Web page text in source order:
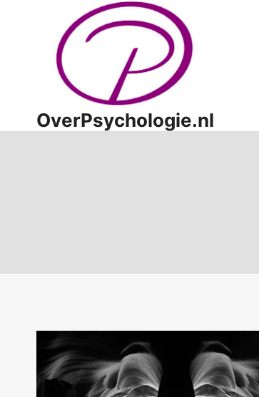
OverPsychologie.nl